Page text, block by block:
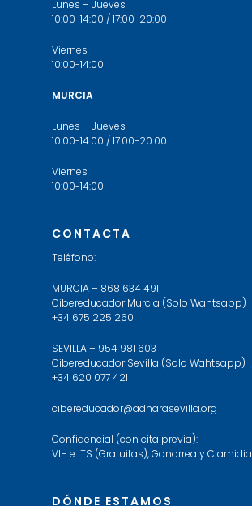
Lunes – Jueves
10:00-14:00 / 17:00-20:00
Viernes
10:00-14:00
MURCIA
Lunes – Jueves
10:00-14:00 / 17:00-20:00
Viernes
10:00-14:00
CONTACTA
Teléfono:
MURCIA – 868 634 491
Cibereducador Murcia (Solo Wahtsapp)
+34 675 225 260
SEVILLA – 954 981 603
Cibereducador Sevilla (Solo Wahtsapp)
+34 620 077 421
cibereducador@adharasevilla.org
Confidencial (con cita previa):
VIH e ITS (Gratuitas), Gonorrea y Clamidia
DÓNDE ESTAMOS